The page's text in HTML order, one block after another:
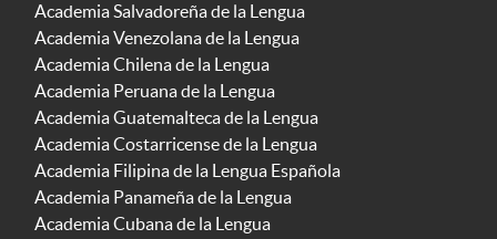
Academia Salvadoreña de la Lengua
Academia Venezolana de la Lengua
Academia Chilena de la Lengua
Academia Peruana de la Lengua
Academia Guatemalteca de la Lengua
Academia Costarricense de la Lengua
Academia Filipina de la Lengua Española
Academia Panameña de la Lengua
Academia Cubana de la Lengua